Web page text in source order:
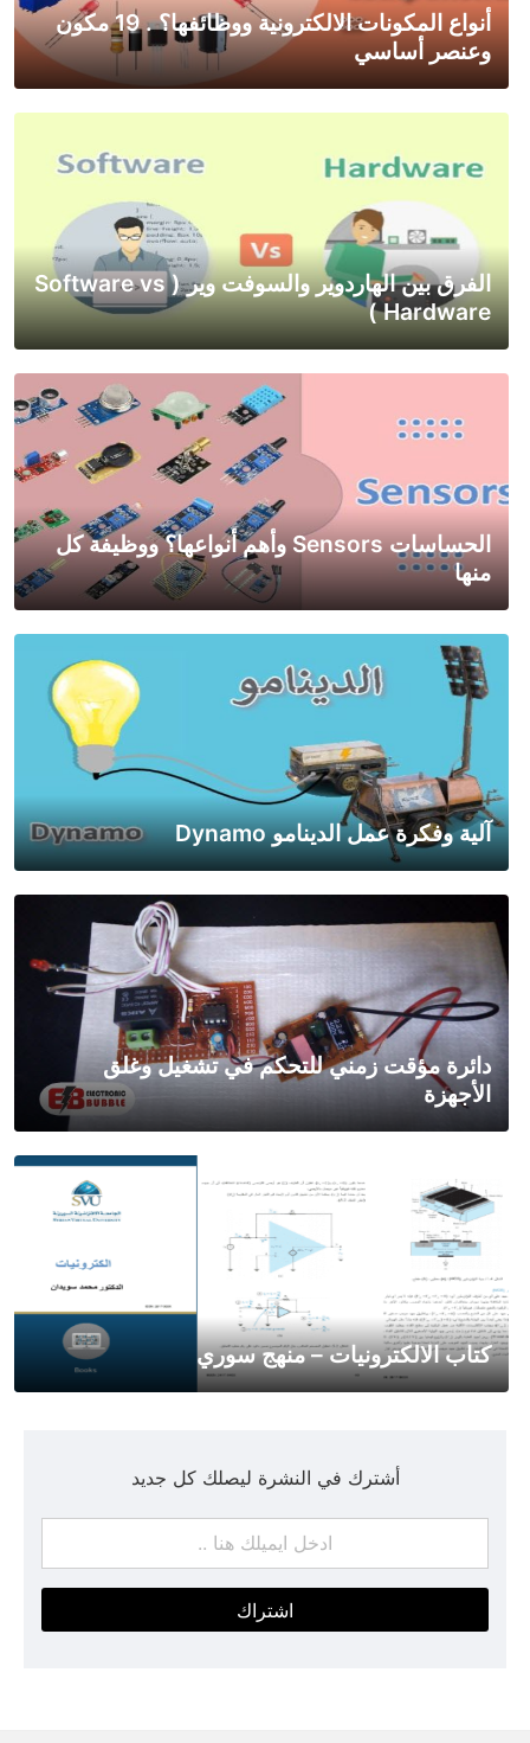
أنواع المكونات الالكترونية ووظائفها؟ . 19 مكون
وعنصر أساسي
الفرق بين الهاردوير والسوفت وير ( Software vs
Hardware )
الحساسات Sensors وأهم أنواعها؟ ووظيفة كل
منها
آلية وفكرة عمل الدينامو Dynamo
دائرة مؤقت زمني للتحكم في تشغيل وغلق
الأجهزة
كتاب الالكترونيات – منهج سوري
أشترك في النشرة ليصلك كل جديد
اشتراك